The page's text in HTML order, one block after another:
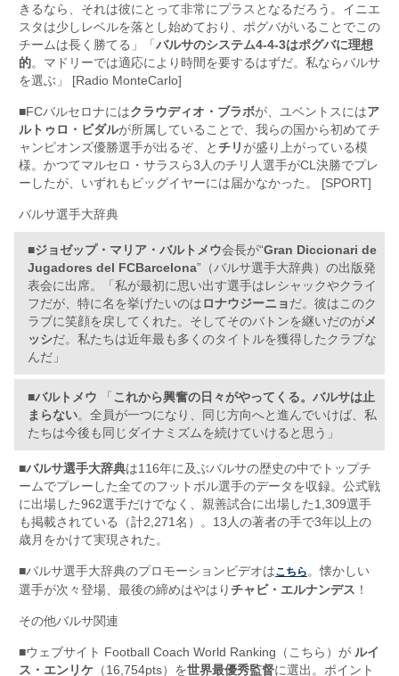
きるなら、それは彼にとって非常にプラスとなるだろう。イニエ
スタは少しレベルを落とし始めており、ポグバがいることでこの
チームは長く勝てる」「 バルサのシステム4-4-3はポグバに理想
的。マドリーでは適応により時間を要するはずだ。私ならバルサ
を選ぶ」 [Radio MonteCarlo]
■FCバルセロナにはクラウディオ・ブラボが、ユベントスにはア
ルトゥロ・ビダルが所属していることで、我らの国から初めてチ
ャンピオンズ優勝選手が出るぞ、とチリ が盛り上がっている模
様。かつてマルセロ・サラスら3人のチリ人選手がCL決勝でプレ
ーしたが、いずれもビッグイヤーには届かなかった。 [SPORT]
バルサ選手大辞典
■ジョゼップ・マリア・バルトメウ会長が“Gran Diccionari de
Jugadores del FCBarcelona”（バルサ選手大辞典）の出版発
表会に出席。「私が最初に思い出す選手はレシャックやクライ
フだが、特に名を挙げたいのはロナウジーニョだ。彼はこのク
ラブに笑顔を戻してくれた。そしてそのバトンを継いだのがメ
ッシだ。私たちは近年最も多くのタイトルを獲得したクラブな
んだ」
■バルトメウ 「 これから興奮の日々がやってくる。バルサは止
まらない。全員が一つになり、同じ方向へと進んでいけば、私
たちは今後も同じダイナミズムを続けていけると思う」
■バルサ選手大辞典は116年に及ぶバルサの歴史の中でトップチ
ームでプレーした全てのフットボル選手のデータを収録。公式戦
に出場した962選手だけでなく、親善試合に出場した1,309選手
も掲載されている（計2,271名）。13人の著者の手で3年以上の
歳月をかけて実現された。
■バルサ選手大辞典のプロモーションビデオはこちら。懐かしい
選手が次々登場、最後の締めはやはりチャビ・エルナンデス ！
その他バルサ関連
■ウェブサイト Football Coach World Ranking（こちら）が ルイ
ス・エンリケ （16,754pts）を世界最優秀監督に選出。ポイント